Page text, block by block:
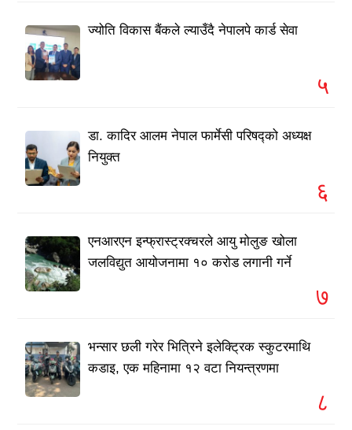
ज्योति विकास बैंकले ल्याउँदै नेपालपे कार्ड सेवा
५
डा. कादिर आलम नेपाल फार्मेसी परिषद्को अध्यक्ष
नियुक्त
६
एनआरएन इन्फ्रास्ट्रक्चरले आयु मोलुङ खोला
जलविद्युत आयोजनामा १० करोड लगानी गर्ने
७
भन्सार छली गरेर भित्रिने इलेक्ट्रिक स्कुटरमाथि
कडाइ, एक महिनामा १२ वटा नियन्त्रणमा
८